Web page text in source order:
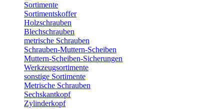
Sortimente
Sortimentskoffer
Holzschrauben
Blechschrauben
metrische Schrauben
Schrauben-Muttern-Scheiben
Muttern-Scheiben-Sicherungen
Werkzeugsortimente
sonstige Sortimente
Metrische Schrauben
Sechskantkopf
Zylinderkopf